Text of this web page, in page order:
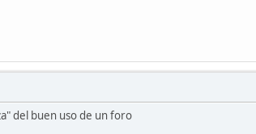
del buen uso de un foro